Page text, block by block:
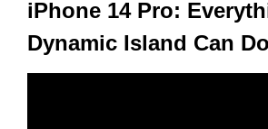
iPhone 14 Pro:
Dynamic Island Can